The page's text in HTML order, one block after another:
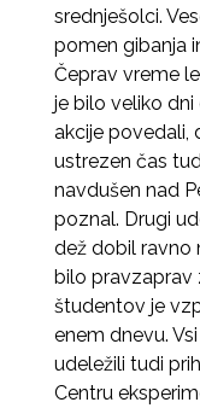
srednješolci.
pomen gibanja
Čeprav vreme
je bilo veliko dni
akcije povedali,
ustrezen čas
navdušen nad
poznal. Drugi
dež dobil ravno
bilo pravzaprav
študentov je
enem dnevu.
udeležili tudi
Centru